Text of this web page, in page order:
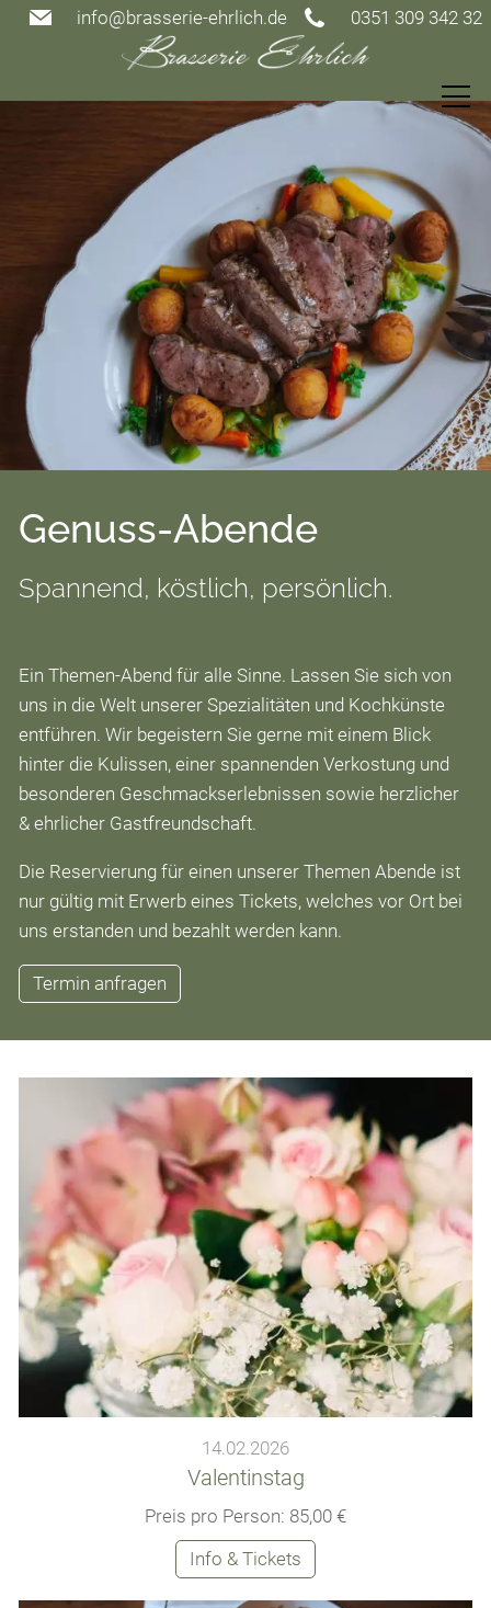
0351 309 342 32
info@brasserie-ehrlich.de
Speisekarte
Restaurant
Gutscheine
Events
Gästezimmer
Ehrliche Feinkost
Über uns
Jobs
Kontakt
Genuss-Abende
Spannend, köstlich, persönlich.
Ein Themen-Abend für alle Sinne. Lassen Sie sich von
uns in die Welt unserer Spezialitäten und Kochkünste
entführen. Wir begeistern Sie gerne mit einem Blick
hinter die Kulissen, einer spannenden Verkostung und
besonderen Geschmackserlebnissen sowie herzlicher
& ehrlicher Gastfreundschaft.
Die Reservierung für einen unserer Themen Abende ist
nur gültig mit Erwerb eines Tickets, welches vor Ort bei
uns erstanden und bezahlt werden kann.
Termin anfragen
14.02.2026
Valentinstag
Preis pro Person: 85,00 €
Info & Tickets